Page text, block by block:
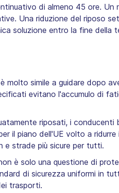
di almeno 45 ore.
Una riduzione del riposo
soluzione entro la fine della
molto simile a guidare dopo
evitano l'accumulo di
riposati, i conducenti
il piano dell'UE volto a ridurre
e strade più sicure per tutti.
è solo una questione di
di sicurezza uniformi in
trasporti.